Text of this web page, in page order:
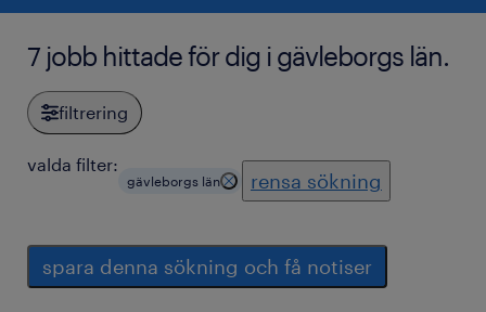
7 jobb hittade för dig i gävleborgs län.
filtrering
valda filter:
gävleborgs län rensa sökning
spara denna sökning och få notiser